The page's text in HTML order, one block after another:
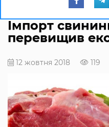
Імпорт
перевищив
12 жовтня 2018 119